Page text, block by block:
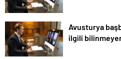
Avusturya
ilgili